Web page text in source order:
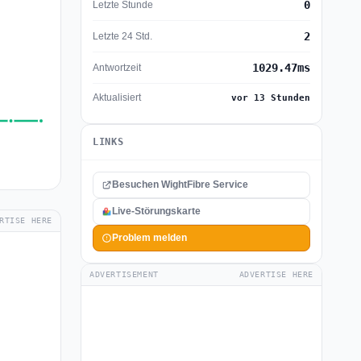
HERE
Letzte Stunde 0
Letzte 24 Std. 2
Antwortzeit 1029.47ms
Aktualisiert vor 13 Stunden
LINKS
Besuchen WightFibre Service
Live-Störungskarte
Problem melden
ADVERTISEMENT ADVERTISE HERE